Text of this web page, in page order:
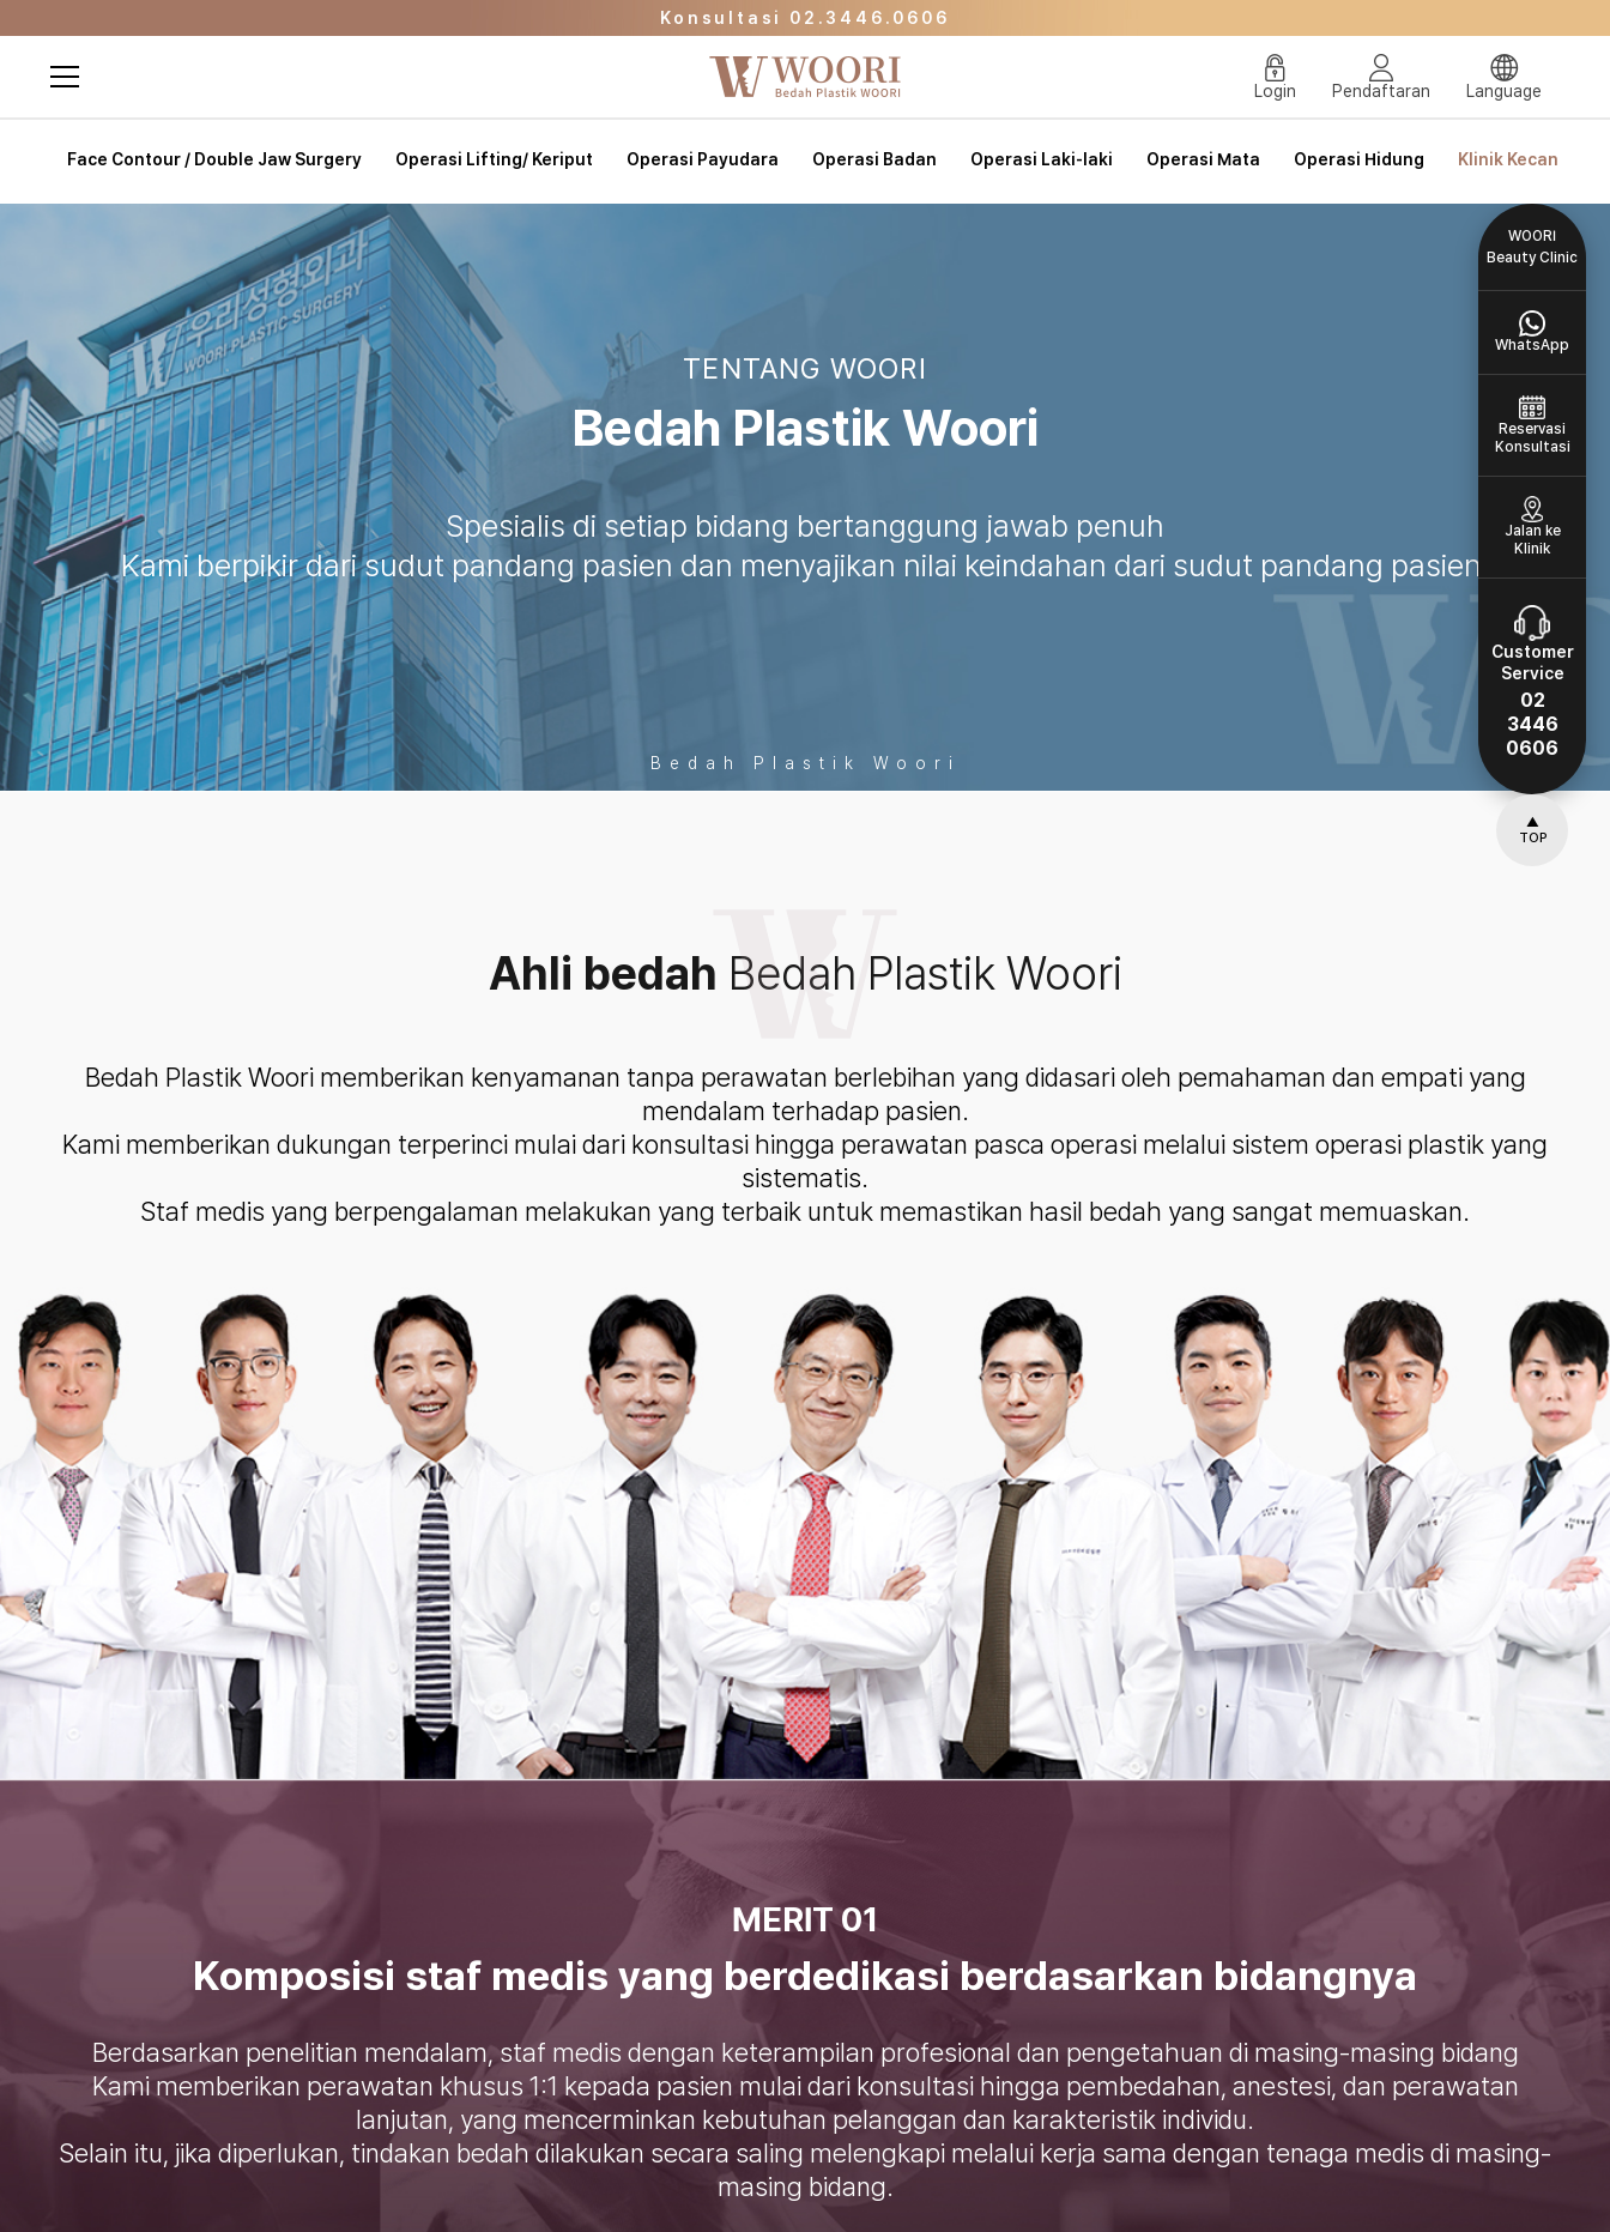
Konsultasi 02.3446.0606
Halaman Promo
Klinik Kecantikan WOORI Langsung ke Halaman Utama
Halaman Promo
Login Pendaftaran Language
Face Contour / Double Jaw Surgery Operasi Lifting/ Keriput Operasi Payudara Operasi Badan Operasi Laki-laki Operasi Mata Operasi Hidung Klinik Kecantikan
WOORI
Beauty Clinic
WhatsApp
Reservasi
Konsultasi
Jalan ke
Klinik
Customer
Service
02
3446
0606
▲
TOP
TENTANG WOORI
Bedah Plastik Woori
Spesialis di setiap bidang bertanggung jawab penuh
Kami berpikir dari sudut pandang pasien dan menyajikan nilai keindahan dari sudut pandang pasien.
Bedah Plastik Woori
Ahli bedah Bedah Plastik Woori
Bedah Plastik Woori memberikan kenyamanan tanpa perawatan berlebihan yang didasari oleh pemahaman dan empati yang
mendalam terhadap pasien.
Kami memberikan dukungan terperinci mulai dari konsultasi hingga perawatan pasca operasi melalui sistem operasi plastik yang
sistematis.
Staf medis yang berpengalaman melakukan yang terbaik untuk memastikan hasil bedah yang sangat memuaskan.
MERIT 01
Komposisi staf medis yang berdedikasi berdasarkan bidangnya
Berdasarkan penelitian mendalam, staf medis dengan keterampilan profesional dan pengetahuan di masing-masing bidang
Kami memberikan perawatan khusus 1:1 kepada pasien mulai dari konsultasi hingga pembedahan, anestesi, dan perawatan
lanjutan, yang mencerminkan kebutuhan pelanggan dan karakteristik individu.
Selain itu, jika diperlukan, tindakan bedah dilakukan secara saling melengkapi melalui kerja sama dengan tenaga medis di masing-
masing bidang.